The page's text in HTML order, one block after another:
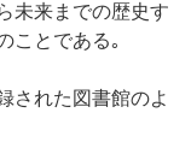
未来までの歴史す
ことである｡
された図書館のよ